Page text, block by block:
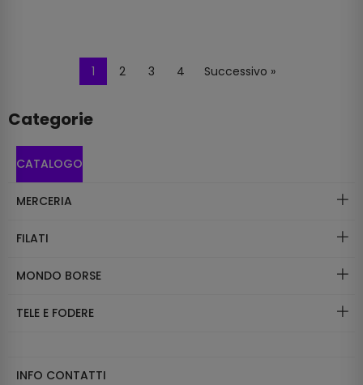
1 2 3 4 Successivo »
Categorie
CATALOGO
MERCERIA
FILATI
MONDO BORSE
TELE E FODERE
INFO CONTATTI